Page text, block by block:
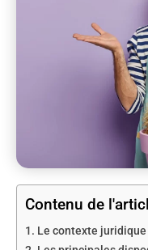
Contenu de
Le contexte